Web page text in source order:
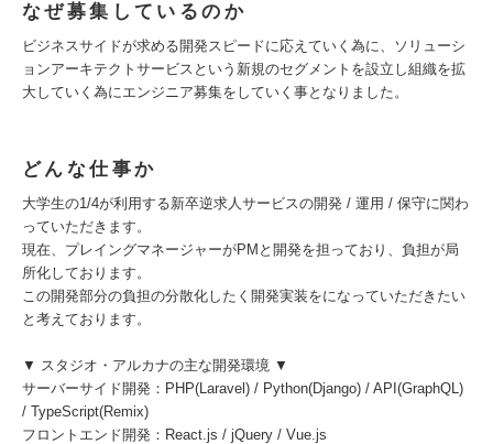
なぜ募集しているのか
ビジネスサイドが求める開発スピードに応えていく為に、ソリューシ
ョンアーキテクトサービスという新規のセグメントを設立し組織を拡
大していく為にエンジニア募集をしていく事となりました。
どんな仕事か
大学生の1/4が利用する新卒逆求人サービスの開発 / 運用 / 保守に関わ
っていただきます。
現在、プレイングマネージャーがPMと開発を担っており、負担が局
所化しております。
この開発部分の負担の分散化したく開発実装をになっていただきたい
と考えております。
▼ スタジオ・アルカナの主な開発環境 ▼
サーバーサイド開発：PHP(Laravel) / Python(Django) / API(GraphQL)
/ TypeScript(Remix)
フロントエンド開発：React.js / jQuery / Vue.js